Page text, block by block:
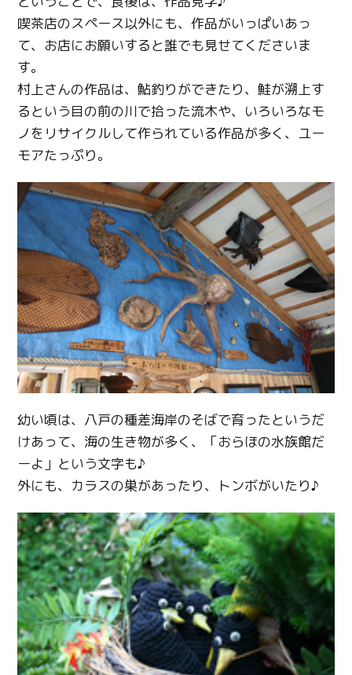
喫茶店のスペース以外にも、作品がいっぱいあっ
て、お店にお願いすると誰でも見せてくださいま
す。
村上さんの作品は、鮎釣りができたり、鮭が溯上す
るという目の前の川で拾った流木や、いろいろなモ
ノをリサイクルして作られている作品が多く、ユー
モアたっぷり。
幼い頃は、八戸の種差海岸のそばで育ったというだ
けあって、海の生き物が多く、「おらほの水族館だ
ーよ」という文字も♪
外にも、カラスの巣があったり、トンボがいたり♪